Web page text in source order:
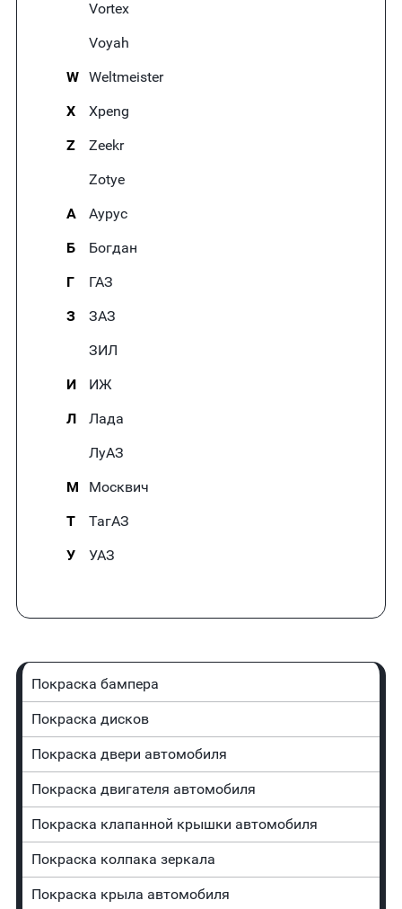
Vortex
Voyah
W Weltmeister
X
Xpeng
Z
Zeekr
Zotye
А
Аурус
Б
Богдан
Г
ГАЗ
З
ЗАЗ
ЗИЛ
И
ИЖ
Л
Лада
ЛуАЗ
М
Москвич
Т
ТагАЗ
У
УАЗ
Покраска бампера
Покраска дисков
Покраска двери автомобиля
Покраска двигателя автомобиля
Покраска клапанной крышки автомобиля
Покраска колпака зеркала
Покраска крыла автомобиля